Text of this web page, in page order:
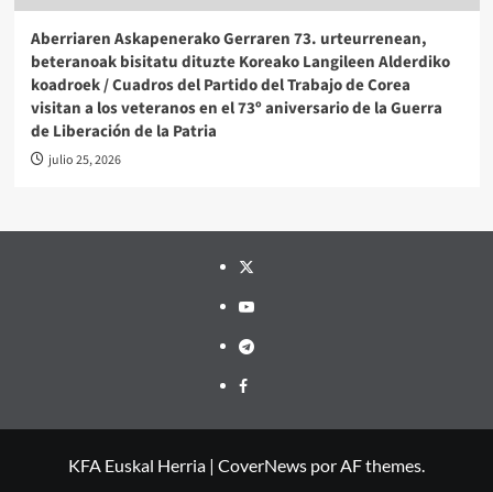
Aberriaren Askapenerako Gerraren 73. urteurrenean,
beteranoak bisitatu dituzte Koreako Langileen Alderdiko
koadroek / Cuadros del Partido del Trabajo de Corea
visitan a los veteranos en el 73º aniversario de la Guerra
de Liberación de la Patria
julio 25, 2026
Twitter
YouTube
Telegram
Facebook
KFA Euskal Herria | CoverNews por AF themes.